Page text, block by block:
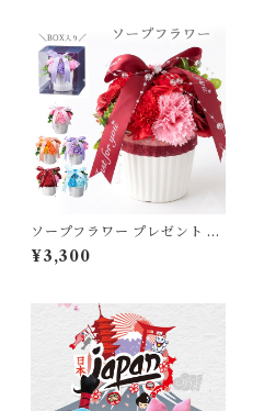
ソープフラワー プレゼント 花
ストライプ陶器シャボンアレ
ンジ クリアボックス付き バラ
結婚祝い ギフト 記念日 成人式
可愛い ホワイトデー ピンク レ
ッド パープル オレンジ ブルー
送料無料 SF-GM-5872
¥3,300